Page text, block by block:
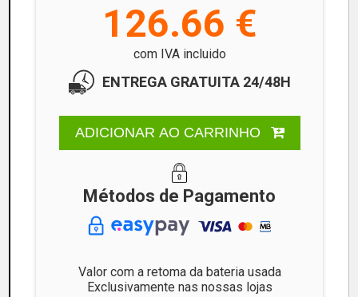
126.66 €
com IVA incluido
ENTREGA GRATUITA 24/48H
ADICIONAR AO CARRINHO
Métodos de Pagamento
Valor com a retoma da bateria usada
Exclusivamente nas nossas lojas